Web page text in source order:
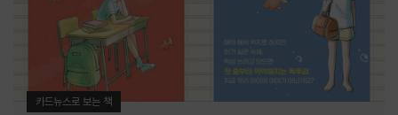
카드뉴스로 보는 책